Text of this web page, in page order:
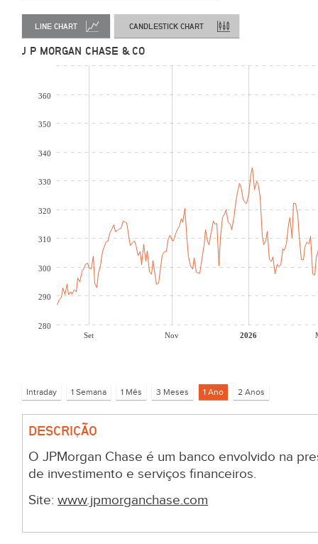
LINE CHART CANDLESTICK CHART
J P MORGAN CHASE & CO
Set Nov 2026
280
290
300
310
320
330
340
350
360
DESCRIÇÃO
O JPMorgan Chase é um banco envolvido na
de investimento e serviços financeiros.
Site: www.jpmorganchase.com